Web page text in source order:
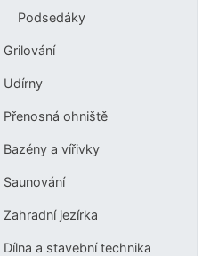
Podsedáky
Grilování
Udírny
Přenosná ohniště
Bazény a vířivky
Saunování
Zahradní jezírka
Dílna a stavební technika